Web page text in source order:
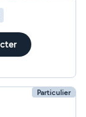
Particulier